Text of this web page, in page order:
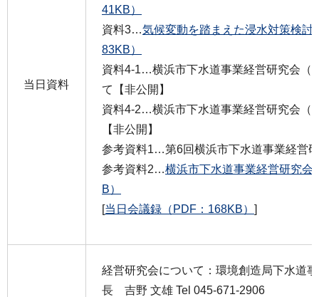
当日資料
41KB）
資料3…気候変動を踏まえた浸水対策検討
83KB）
資料4-1…横浜市下水道事業経営研究会（
て【非公開】
資料4-2…横浜市下水道事業経営研究会（
【非公開】
参考資料1…第6回横浜市下水道事業経営
参考資料2…横浜市下水道事業経営研究会
B）
[当日会議録（PDF：168KB） ]
経営研究会について：環境創造局下水道
長 吉野 文雄 Tel 045-671-2906